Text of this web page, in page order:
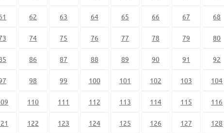
62 63 64 65 66 67 68
74 75 76 77 78 79 80
86 87 88 89 90 91 92
98 99 100 101 102 103 104
110 111 112 113 114 115 116
122 123 124 125 126 127 128